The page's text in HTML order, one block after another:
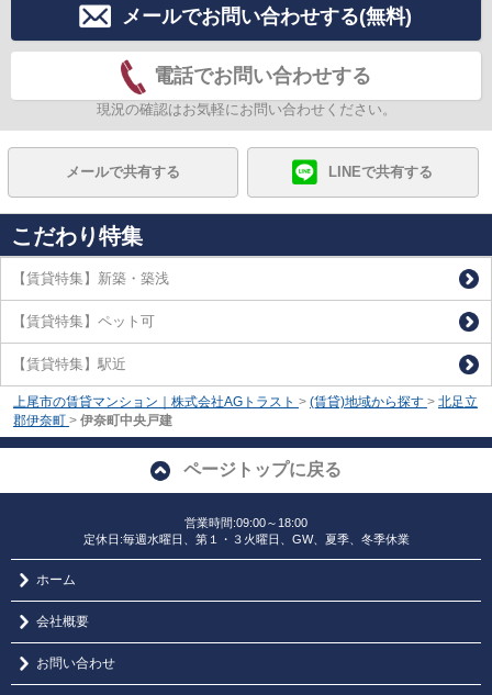
メールでお問い合わせする(無料)
電話でお問い合わせする
現況の確認はお気軽にお問い合わせください。
メールで共有する LINEで共有する
こだわり特集
【賃貸特集】新築・築浅
【賃貸特集】ペット可
【賃貸特集】駅近
上尾市の賃貸マンション｜株式会社AGトラスト > (賃貸)地域から探す > 北足立
郡伊奈町 > 伊奈町中央戸建
ページトップに戻る
営業時間:09:00～18:00
定休日:毎週水曜日、第１・３火曜日、GW、夏季、冬季休業
ホーム
会社概要
お問い合わせ